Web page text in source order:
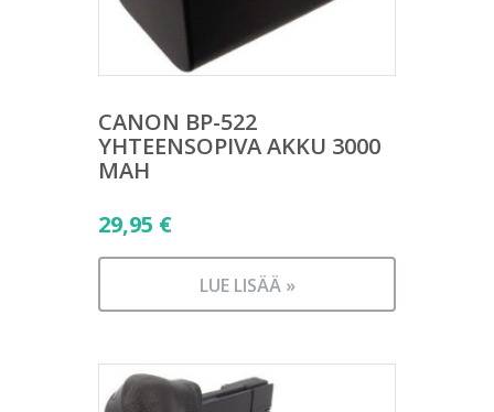
CANON BP-522
YHTEENSOPIVA AKKU 3000
MAH
29,95 €
LUE LISÄÄ »